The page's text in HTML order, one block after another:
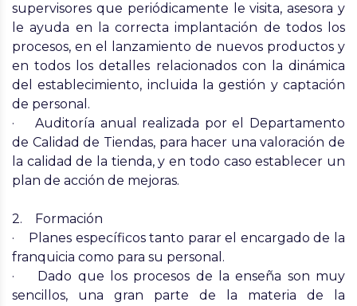
supervisores que periódicamente le visita, asesora y
le ayuda en la correcta implantación de todos los
procesos, en el lanzamiento de nuevos productos y
en todos los detalles relacionados con la dinámica
del establecimiento, incluida la gestión y captación
de personal.
· Auditoría anual realizada por el Departamento
de Calidad de Tiendas, para hacer una valoración de
la calidad de la tienda, y en todo caso establecer un
plan de acción de mejoras.
2. Formación
· Planes específicos tanto parar el encargado de la
franquicia como para su personal.
· Dado que los procesos de la enseña son muy
sencillos, una gran parte de la materia de la